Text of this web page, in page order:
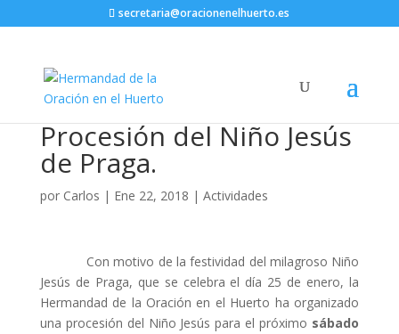
secretaria@oracionenelhuerto.es
Procesión del Niño Jesús
de Praga.
por Carlos | Ene 22, 2018 | Actividades
Con motivo de la festividad del milagroso Niño
Jesús de Praga, que se celebra el día 25 de enero, la
Hermandad de la Oración en el Huerto ha organizado
una procesión del Niño Jesús para el próximo sábado